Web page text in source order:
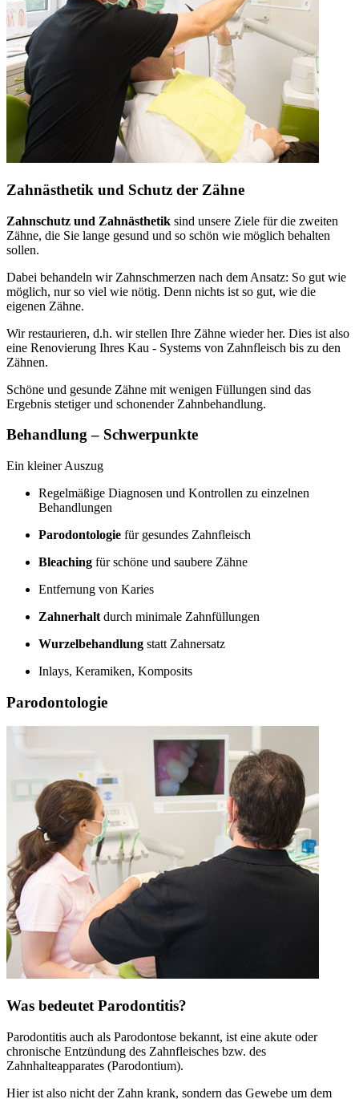
Zahnästhetik und Schutz der Zähne
Zahnschutz und Zahnästhetik sind unsere Ziele für die zweiten
Zähne, die Sie lange gesund und so schön wie möglich behalten
sollen.
Dabei behandeln wir Zahnschmerzen nach dem Ansatz: So gut wie
möglich, nur so viel wie nötig. Denn nichts ist so gut, wie die
eigenen Zähne.
Wir restaurieren, d.h. wir stellen Ihre Zähne wieder her. Dies ist also
eine Renovierung Ihres Kau - Systems von Zahnfleisch bis zu den
Zähnen.
Schöne und gesunde Zähne mit wenigen Füllungen sind das
Ergebnis stetiger und schonender Zahnbehandlung.
Behandlung – Schwerpunkte
Ein kleiner Auszug
Regelmäßige Diagnosen und Kontrollen zu einzelnen
Behandlungen
Parodontologie für gesundes Zahnfleisch
Bleaching für schöne und saubere Zähne
Entfernung von Karies
Zahnerhalt durch minimale Zahnfüllungen
Wurzelbehandlung statt Zahnersatz
Inlays, Keramiken, Komposits
Parodontologie
Was bedeutet Parodontitis?
Parodontitis auch als Parodontose bekannt, ist eine akute oder
chronische Entzündung des Zahnfleisches bzw. des
Zahnhalteapparates (Parodontium).
Hier ist also nicht der Zahn krank, sondern das Gewebe um dem